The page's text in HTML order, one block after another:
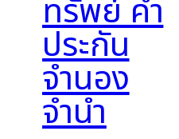
ทรัพย์ ค้ำ
ประกัน
จำนอง
จำนำ